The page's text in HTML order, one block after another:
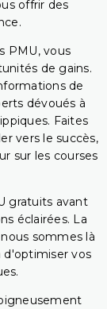
offrir des
PMU, vous
de gains.
de
dévoués à
Faites
vers le succès,
sur les courses
gratuits avant
éclairées. La
sommes là
d'optimiser vos